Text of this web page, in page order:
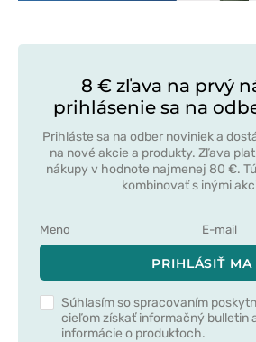
8 € zľava na prvý
prihlásenie sa na
Prihláste sa na odber noviniek a
na nové akcie a produkty. Zľava
nákupy v hodnote najmenej 80 €.
kombinovať s inými
PRIHLÁSIŤ MA
Súhlasím so spracovaním
cieľom získať informačný bulletin
informácie o produktoch.